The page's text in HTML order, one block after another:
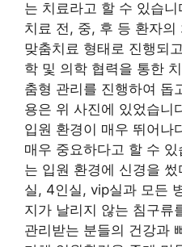
는 치료라고 할 수 있습
치료 전, 중, 후 등 환자의
맞춤치료 형태로 진행되
학 및 의학 협력을 통한
춤형 관리를 진행하여 돕
용은 위 사진에 있었습니
입원 환경이 매우 뛰어나
매우 중요하다고 할 수
는 입원 환경에 신경을
실, 4인실, vip실과 모든
지가 날리지 않는 침구류
관리받는 분들의 건강과